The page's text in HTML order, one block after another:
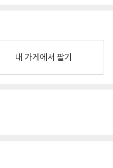
내 가게에서 팔기